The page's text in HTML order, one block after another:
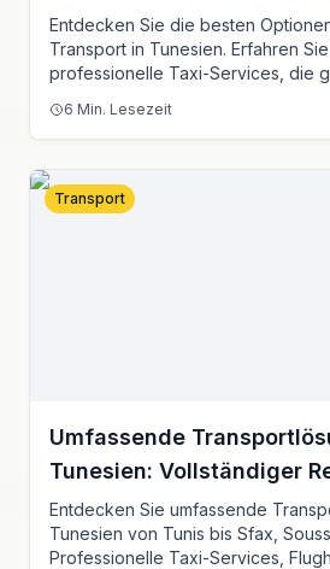
Stadt-Reisen
Entdecken Sie die besten
Transport in Tunesien. Erfahren
professionelle Taxi-Services, die
komfortablen und sicheren
6 Min. Lesezeit
Transport
Umfassende
Tunesien: Vollständiger
Entdecken Sie umfassende
Tunesien von Tunis bis Sfax,
Professionelle Taxi-Services,